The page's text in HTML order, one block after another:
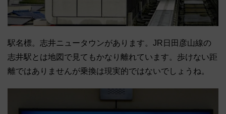
駅名標。志井ニュータウンがあります。JR日田彦山線の
志井駅とは地図で見てもかなり離れています。歩けない距
離ではありませんが乗換は現実的ではないでしょうね。